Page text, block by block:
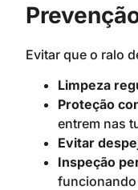
Evitar que o ralo
Limpeza
Proteção
entrem nas
Evitar
Inspeção
funcionando